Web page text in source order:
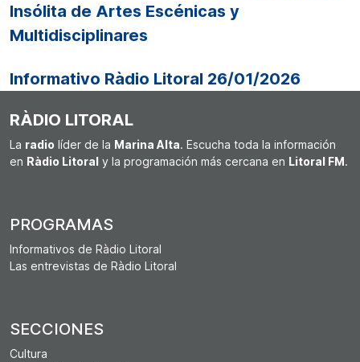
Insólita de Artes Escénicas y
Multidisciplinares
Informativo Ràdio Litoral 26/01/2026
RÀDIO LITORAL
La radio líder de la Marina Alta. Escucha toda la información
en Ràdio Litoral y la programación más cercana en Litoral FM.
PROGRAMAS
Informativos de Ràdio Litoral
Las entrevistas de Ràdio Litoral
SECCIONES
Cultura